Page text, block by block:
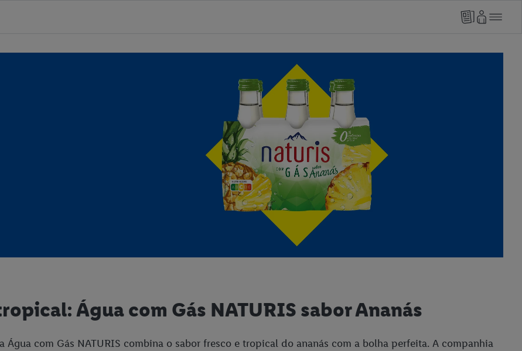
Água com Gás NATURIS sabor Ananás
com Gás NATURIS combina o sabor fresco e tropical do ananás com a bolha perfeita. A companhia